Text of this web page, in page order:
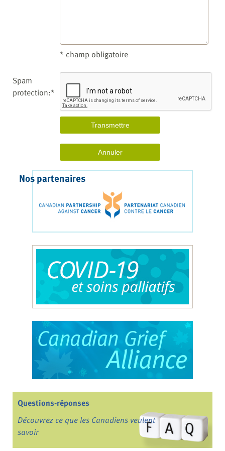
* champ obligatoire
Spam
protection:*
Nos partenaires
Questions-réponses
Découvrez ce que les Canadiens veulent
savoir